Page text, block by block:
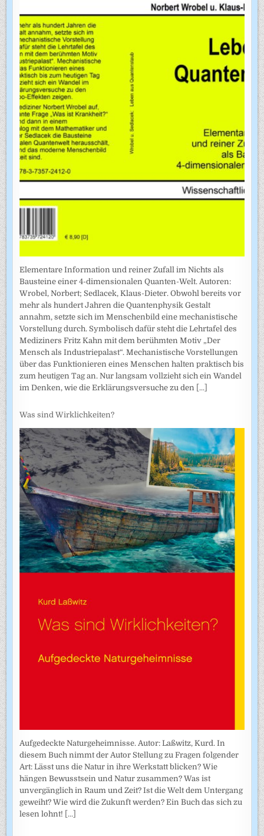
Elementare Information und reiner Zufall im Nichts als
Bausteine einer 4-dimensionalen Quanten-Welt. Autoren:
Wrobel, Norbert; Sedlacek, Klaus-Dieter. Obwohl bereits vor
mehr als hundert Jahren die Quantenphysik Gestalt
annahm, setzte sich im Menschenbild eine mechanistische
Vorstellung durch. Symbolisch dafür steht die Lehrtafel des
Mediziners Fritz Kahn mit dem berühmten Motiv „Der
Mensch als Industriepalast“. Mechanistische Vorstellungen
über das Funktionieren eines Menschen halten praktisch bis
zum heutigen Tag an. Nur langsam vollzieht sich ein Wandel
im Denken, wie die Erklärungsversuche zu den [...]
Was sind Wirklichkeiten?
Aufgedeckte Naturgeheimnisse. Autor: Laßwitz, Kurd. In
diesem Buch nimmt der Autor Stellung zu Fragen folgender
Art: Lässt uns die Natur in ihre Werkstatt blicken? Wie
hängen Bewusstsein und Natur zusammen? Was ist
unvergänglich in Raum und Zeit? Ist die Welt dem Untergang
geweiht? Wie wird die Zukunft werden? Ein Buch das sich zu
lesen lohnt! [...]